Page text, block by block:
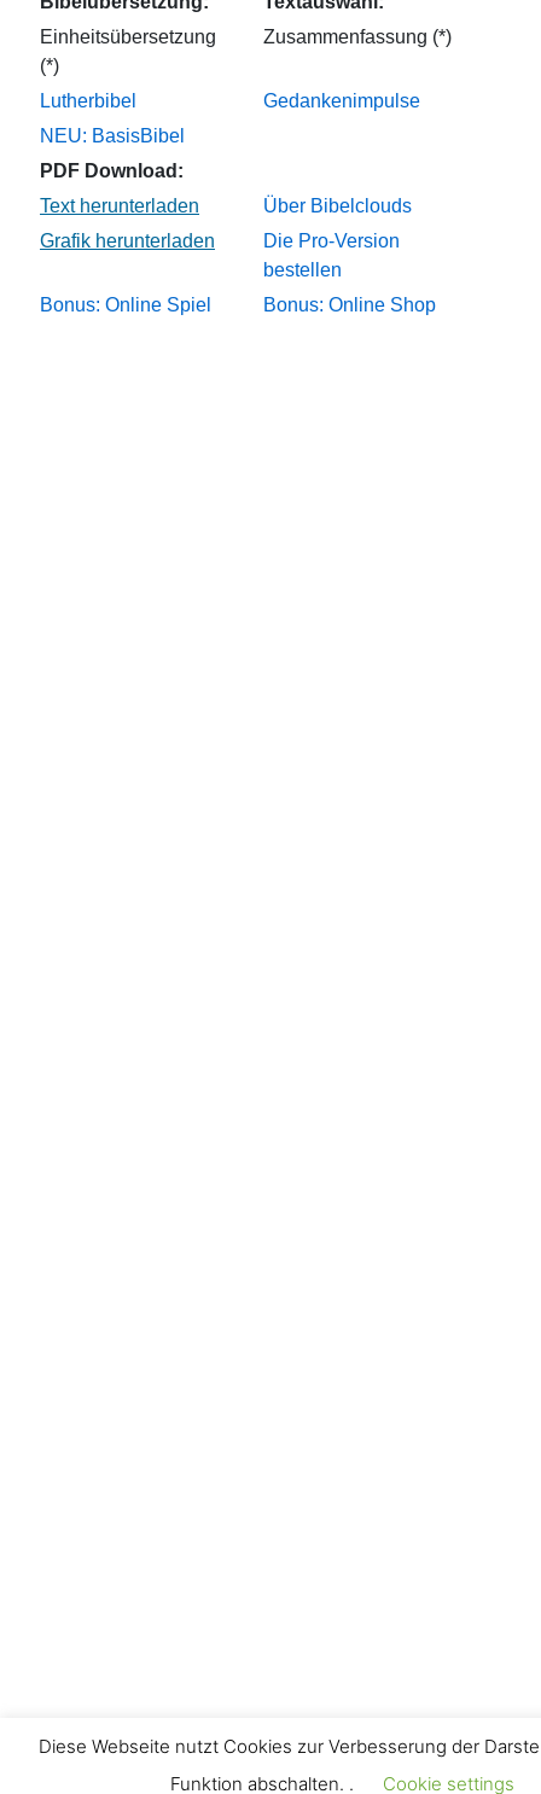
Einheitsübersetzung
(*)
Zusammenfassung (*)
Lutherbibel
Gedankenimpulse
NEU: BasisBibel
PDF Download:
Über Bibelclouds
Die Pro-Version
bestellen
Bonus: Online Spiel
Bonus: Online Shop
Diese Webseite nutzt Cookies zur Verbesserung der
Funktion abschalten. .
Cookie settings